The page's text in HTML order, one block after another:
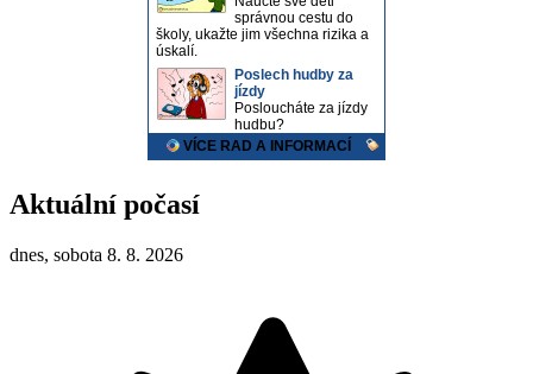
Aktuální počasí
dnes, sobota 8. 8. 2026